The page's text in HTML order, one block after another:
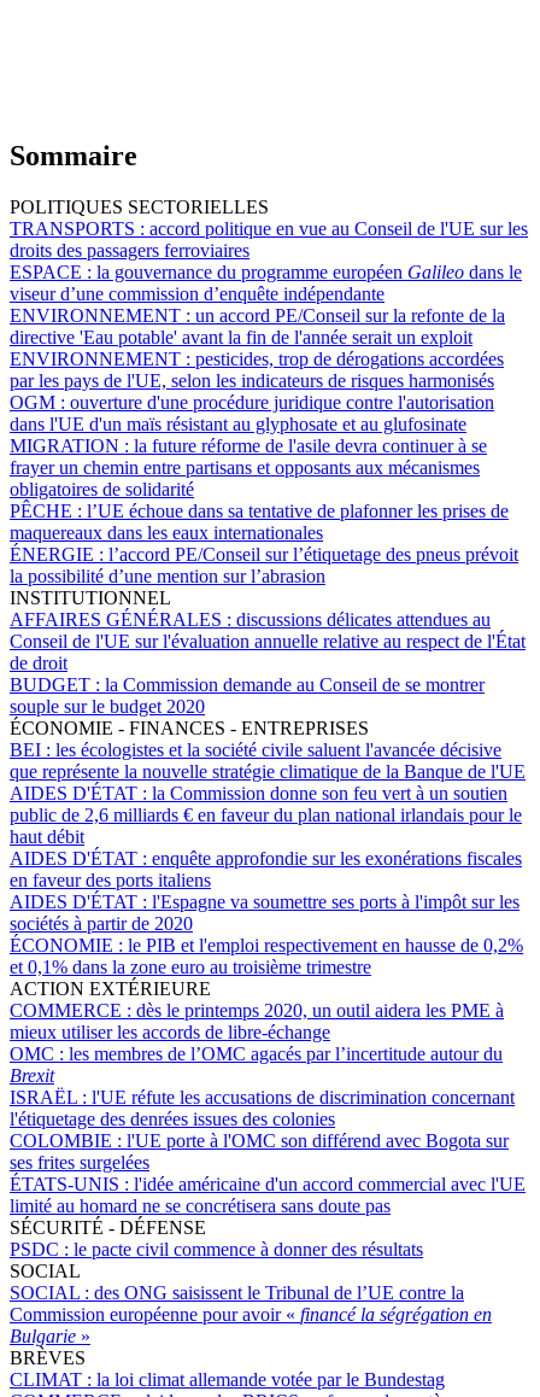
Sommaire
POLITIQUES SECTORIELLES
TRANSPORTS : accord politique en vue au Conseil de l'UE sur les
droits des passagers ferroviaires
ESPACE : la gouvernance du programme européen Galileo dans le
viseur d’une commission d’enquête indépendante
ENVIRONNEMENT : un accord PE/Conseil sur la refonte de la
directive 'Eau potable' avant la fin de l'année serait un exploit
ENVIRONNEMENT : pesticides, trop de dérogations accordées
par les pays de l'UE, selon les indicateurs de risques harmonisés
OGM : ouverture d'une procédure juridique contre l'autorisation
dans l'UE d'un maïs résistant au glyphosate et au glufosinate
MIGRATION : la future réforme de l'asile devra continuer à se
frayer un chemin entre partisans et opposants aux mécanismes
obligatoires de solidarité
PÊCHE : l’UE échoue dans sa tentative de plafonner les prises de
maquereaux dans les eaux internationales
ÉNERGIE : l’accord PE/Conseil sur l’étiquetage des pneus prévoit
la possibilité d’une mention sur l’abrasion
INSTITUTIONNEL
AFFAIRES GÉNÉRALES : discussions délicates attendues au
Conseil de l'UE sur l'évaluation annuelle relative au respect de l'État
de droit
BUDGET : la Commission demande au Conseil de se montrer
souple sur le budget 2020
ÉCONOMIE - FINANCES - ENTREPRISES
BEI : les écologistes et la société civile saluent l'avancée décisive
que représente la nouvelle stratégie climatique de la Banque de l'UE
AIDES D'ÉTAT : la Commission donne son feu vert à un soutien
public de 2,6 milliards € en faveur du plan national irlandais pour le
haut débit
AIDES D'ÉTAT : enquête approfondie sur les exonérations fiscales
en faveur des ports italiens
AIDES D'ÉTAT : l'Espagne va soumettre ses ports à l'impôt sur les
sociétés à partir de 2020
ÉCONOMIE : le PIB et l'emploi respectivement en hausse de 0,2%
et 0,1% dans la zone euro au troisième trimestre
ACTION EXTÉRIEURE
COMMERCE : dès le printemps 2020, un outil aidera les PME à
mieux utiliser les accords de libre-échange
OMC : les membres de l’OMC agacés par l’incertitude autour du
Brexit
ISRAËL : l'UE réfute les accusations de discrimination concernant
l'étiquetage des denrées issues des colonies
COLOMBIE : l'UE porte à l'OMC son différend avec Bogota sur
ses frites surgelées
ÉTATS-UNIS : l'idée américaine d'un accord commercial avec l'UE
limité au homard ne se concrétisera sans doute pas
SÉCURITÉ - DÉFENSE
PSDC : le pacte civil commence à donner des résultats
SOCIAL
SOCIAL : des ONG saisissent le Tribunal de l’UE contre la
Commission européenne pour avoir « financé la ségrégation en
Bulgarie »
BRÈVES
CLIMAT : la loi climat allemande votée par le Bundestag